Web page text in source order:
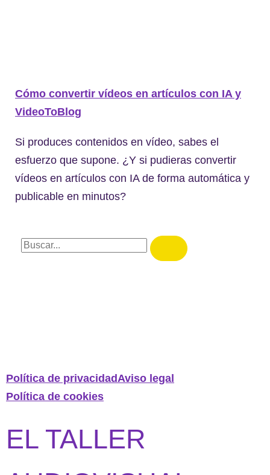
Cómo convertir vídeos en artículos con IA y
VideoToBlog
Si produces contenidos en vídeo, sabes el
esfuerzo que supone. ¿Y si pudieras convertir
vídeos en artículos con IA de forma automática y
publicable en minutos?
Política de privacidadAviso legal
Política de cookies
EL TALLER